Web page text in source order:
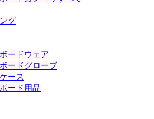
グ
ードウェア
ードグローブ
ース
ード用品